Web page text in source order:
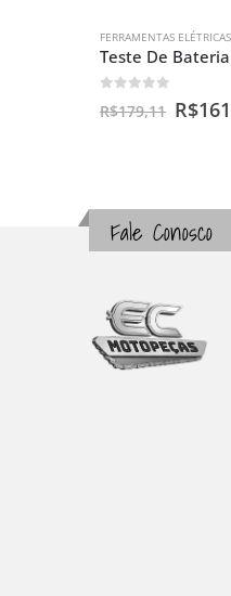
FERRAMENTAS ELÉTRICAS
R$179,11 R$
Fale Conosco